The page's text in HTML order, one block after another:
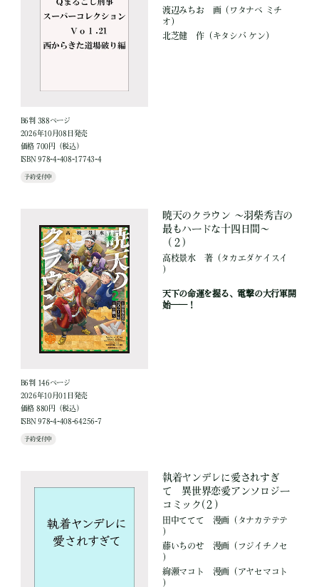
B6判 388ページ
2026年10月08日発売
価格 700円（税込）
ISBN 978-4-408-17743-4
予約受付中
渡辺みちお 画（ワタナベ ミチ
オ）
北芝健
作（キタシバ ケン）
B6判 146ページ
2026年10月01日発売
価格 880円（税込）
ISBN 978-4-408-64256-7
予約受付中
暁天のクラウン ～羽柴秀吉の
最もハードな十四日間～
（２）
高枝景水 著（タカエダケイスイ
）
天下の命運を握る、電撃の大行軍開
始――！
執着ヤンデレに愛されすぎ
て 異世界恋愛アンソロジー
コミック(２)
田中ててて 漫画（タナカテテテ
）
藤いちのせ
漫画（フジイチノセ
）
絢瀬マコト
漫画（アヤセマコト
）